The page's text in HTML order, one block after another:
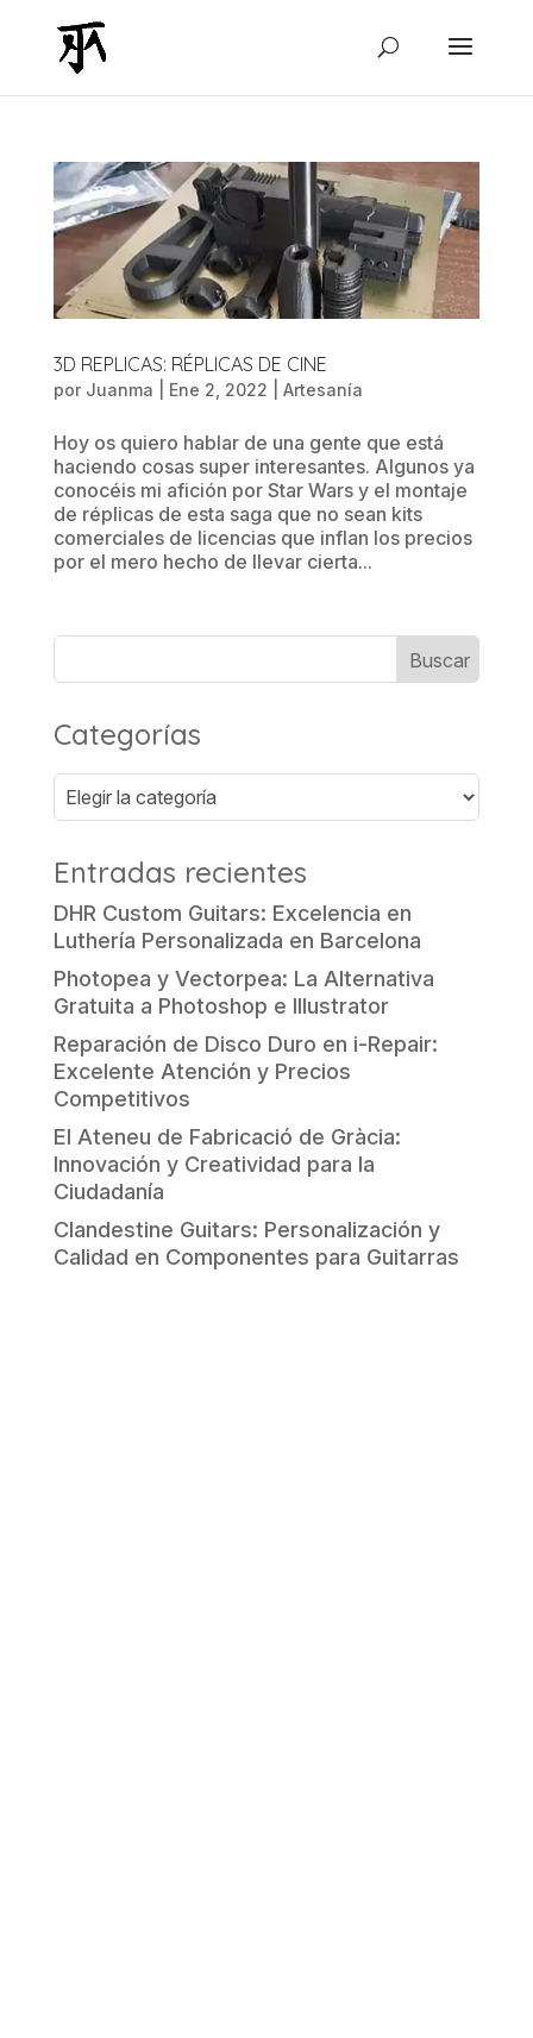
3D REPLICAS: RÉPLICAS DE CINE
por Juanma Ene 2, 2022 Artesanía
Hoy os quiero hablar de una gente que está
haciendo cosas super interesantes. Algunos ya
conocéis mi afición por Star Wars y el montaje
de réplicas de esta saga que no sean kits
comerciales de licencias que inflan los precios
por el mero hecho de llevar cierta...
Categorías
Categorías
Entradas recientes
DHR Custom Guitars: Excelencia en
Luthería Personalizada en Barcelona
Photopea y Vectorpea: La Alternativa
Gratuita a Photoshop e Illustrator
Reparación de Disco Duro en i-Repair:
Excelente Atención y Precios
Competitivos
El Ateneu de Fabricació de Gràcia:
Innovación y Creatividad para la
Ciudadanía
Clandestine Guitars: Personalización y
Calidad en Componentes para Guitarras